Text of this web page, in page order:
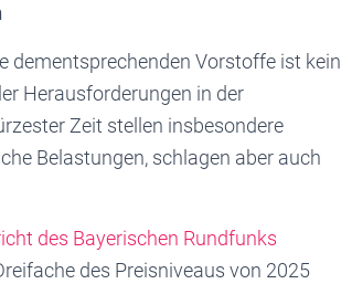
dementsprechenden Vorstoffe ist kein
Herausforderungen in der
Zeit stellen insbesondere
Belastungen, schlagen aber auch
des Bayerischen Rundfunks
des Preisniveaus von 2025